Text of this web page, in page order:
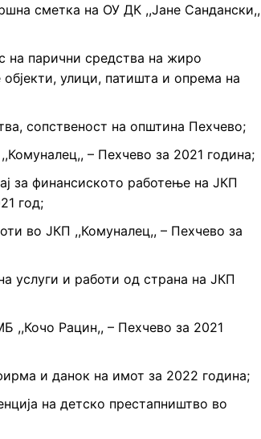
сметка на ОУ ДК ,,Јане Сандански,,
на парични средства на жиро
улици, патишта и опрема на
сопственост на општина Пехчево;
– Пехчево за 2021 година;
за финансискoто работење на ЈКП
год;
во ЈКП ,,Комуналец,, – Пехчево за
услуги и работи од страна на ЈКП
,,Кочо Рацин,, – Пехчево за 2021
и данок на имот за 2022 година;
на детско престапништво во